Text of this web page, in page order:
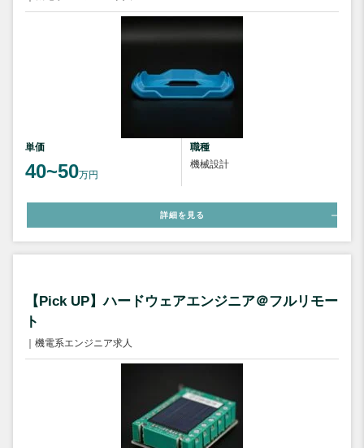
単価
40~50万円
職種
機械設計
詳細を見る
【Pick UP】ハードウェアエンジニア＠フルリモー
ト
｜機電系エンジニア求人